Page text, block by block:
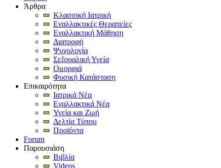
Άρθρα
Κλασσική Ιατρική
Εναλλακτικές Θεραπείες
Εναλλακτική Μάθηση
Διατροφή
Ψυχολογία
Σεξουαλική Υγεία
Ομορφιά
Φυσική Κατάσταση
Επικαιρότητα
Ιατρικά Νέα
Εναλλακτικά Νέα
Υγεία και Ζωή
Δελτία Τύπου
Προϊόντα
Forum
Παρουσιάση
Βιβλία
Videos